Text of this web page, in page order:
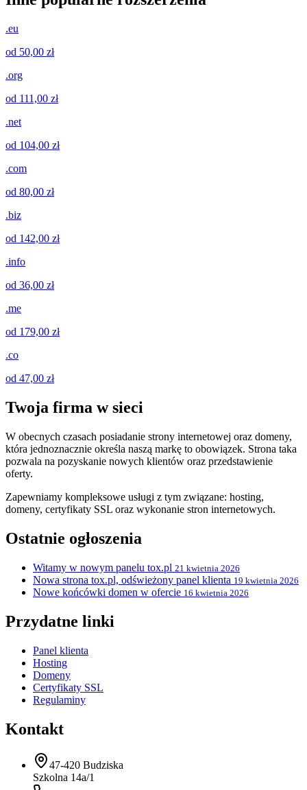
.eu
od 50,00 zł
.org
od 111,00 zł
.net
od 104,00 zł
.com
od 80,00 zł
.biz
od 142,00 zł
.info
od 36,00 zł
.me
od 179,00 zł
.co
od 47,00 zł
Twoja firma w sieci
W obecnych czasach posiadanie strony internetowej oraz domeny,
która jednoznacznie określa naszą markę to obowiązek. Strona taka
pozwala na pozyskanie nowych klientów oraz przedstawienie
oferty.
Zapewniamy kompleksowe usługi z tym związane: hosting,
domeny, certyfikaty SSL oraz wykonanie stron internetowych.
Ostatnie ogłoszenia
Witamy w nowym panelu tox.pl 21 kwietnia 2026
Nowa strona tox.pl, odświeżony panel klienta 19 kwietnia 2026
Nowe końcówki domen w ofercie 16 kwietnia 2026
Przydatne linki
Panel klienta
Hosting
Domeny
Certyfikaty SSL
Regulaminy
Kontakt
47-420 Budziska
Szkolna 14a/1